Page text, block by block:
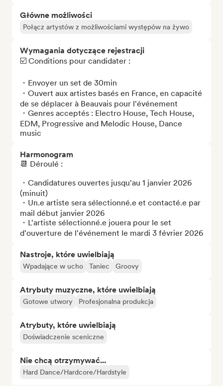
Główne możliwości
Połącz artystów z możliwościami występów na żywo
Wymagania dotyczące rejestracji
☑️ Conditions pour candidater :
・Envoyer un set de 30min
・Ouvert aux artistes basés en France, en capacité
de se déplacer à Beauvais pour l'événement
・Genres acceptés : Electro House, Tech House,
EDM, Progressive and Melodic House, Dance
music
Harmonogram
📆 Déroulé :
・Candidatures ouvertes jusqu'au 1 janvier 2026
(minuit)
・Un.e artiste sera sélectionné.e et contacté.e par
mail début janvier 2026
・L'artiste sélectionné.e jouera pour le set
d'ouverture de l'événement le mardi 3 février 2026
Nastroje, które uwielbiają
Wpadające w ucho Taniec Groovy
Atrybuty muzyczne, które uwielbiają
Gotowe utwory Profesjonalna produkcja
Atrybuty, które uwielbiają
Doświadczenie sceniczne
Nie chcą otrzymywać...
Hard Dance/Hardcore/Hardstyle